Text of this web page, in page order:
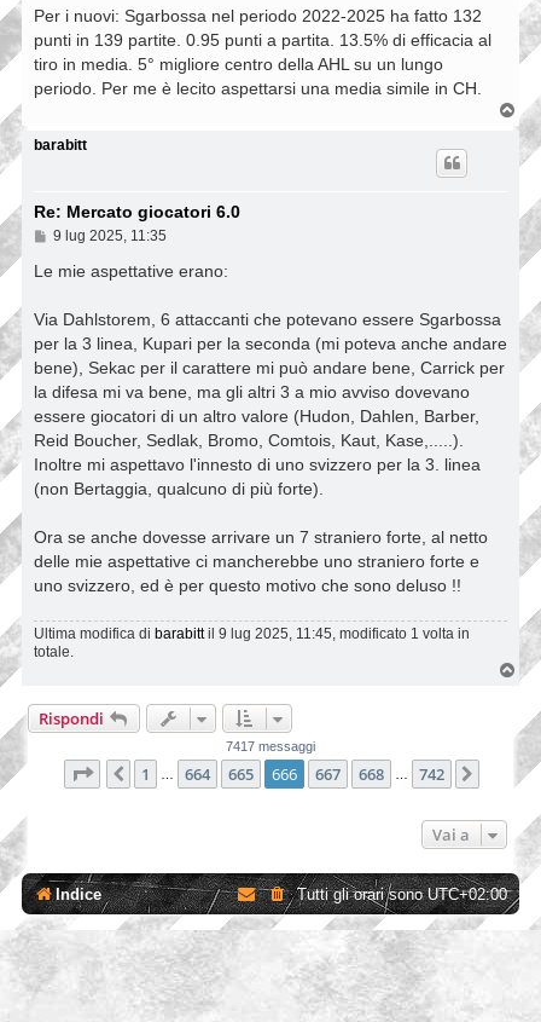
Per i nuovi: Sgarbossa nel periodo 2022-2025 ha fatto 132
punti in 139 partite. 0.95 punti a partita. 13.5% di efficacia al
tiro in media. 5° migliore centro della AHL su un lungo
periodo. Per me è lecito aspettarsi una media simile in CH.
T
o
p
barabitt
Re: Mercato giocatori 6.0
M
s
g
i
o
9 lug 2025, 11:35
Le mie aspettative erano:
Via Dahlstorem, 6 attaccanti che potevano essere Sgarbossa
per la 3 linea, Kupari per la seconda (mi poteva anche andare
bene), Sekac per il carattere mi può andare bene, Carrick per
la difesa mi va bene, ma gli altri 3 a mio avviso dovevano
essere giocatori di un altro valore (Hudon, Dahlen, Barber,
Reid Boucher, Sedlak, Bromo, Comtois, Kaut, Kase,.....).
Inoltre mi aspettavo l'innesto di uno svizzero per la 3. linea
(non Bertaggia, qualcuno di più forte).
Ora se anche dovesse arrivare un 7 straniero forte, al netto
delle mie aspettative ci mancherebbe uno straniero forte e
uno svizzero, ed è per questo motivo che sono deluso !!
Ultima modifica di barabittil 9 lug 2025, 11:45, modificato 1 volta in
totale.
T
o
Rispondi
7417 messaggi
Pagina 666 di742
Precedente
1 664 665 666 667 668 742
Vai a
Indice Tutti gli orari sonoUTC+02:00